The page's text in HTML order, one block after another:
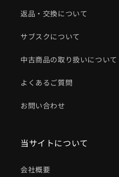
返品・交換について
サブスクについて
中古商品の取り扱いについて
よくあるご質問
お問い合わせ
当サイトについて
会社概要